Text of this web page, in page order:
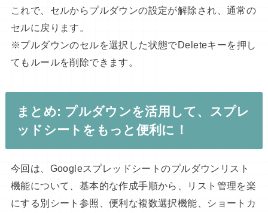
これで、セルからプルダウンの設定が解除され、通常の
セルに戻ります。
※プルダウンのセルを選択した状態でDeleteキーを押し
てもルールを削除できます。
まとめ: プルダウンを活用して、スプレ
ッドシートをもっと便利に！
今回は、Googleスプレッドシートのプルダウンリスト
機能について、基本的な作成手順から、リスト管理を楽
にする別シート参照、便利な複数選択機能、ショートカ